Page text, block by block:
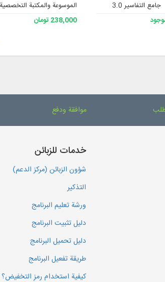
جامع التفاسير 3.0
الموسوعة والمكتبة التخصصية
238,000 تومان
موافقة ودفع
خدمات للزبائن
شؤون الزبائن (مركز الدعم)
التذكير
ورشة تعليم البرنامج
دليل تثبيت البرنامج
دليل تحميل البرنامج
طريقة تفعيل البرنامج
كيفية استخدام رمز التخفيض؟